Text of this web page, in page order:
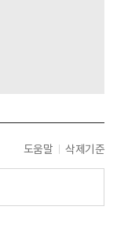
도움말 삭제기준